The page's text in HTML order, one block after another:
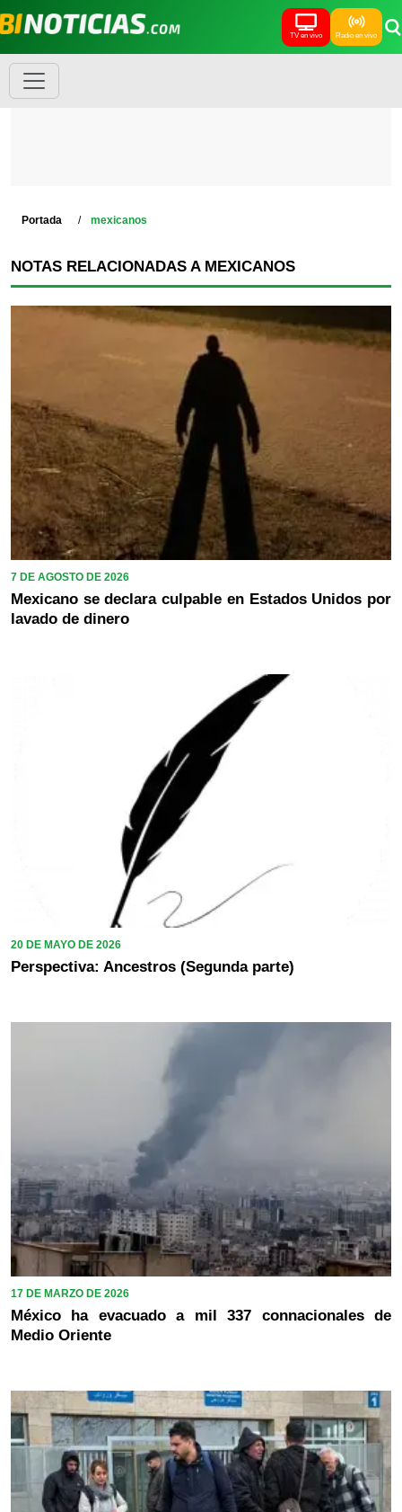
TV en vivo Radio en vivo
Portada mexicanos
NOTAS RELACIONADAS A MEXICANOS
7 DE AGOSTO DE 2026
Mexicano se declara culpable en Estados Unidos por
lavado de dinero
20 DE MAYO DE 2026
Perspectiva: Ancestros (Segunda parte)
17 DE MARZO DE 2026
México ha evacuado a mil 337 connacionales de
Medio Oriente